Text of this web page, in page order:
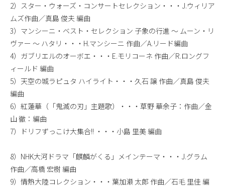
2）スター・ウォーズ・コンサートセレクション・・・J.ウィリア
ムズ作曲／真島 俊夫 編曲
3）マンシーニ・ベスト・セレクション 子象の行進 ～ ムーン・リ
ヴァー ～ ハタリ・・・H.マンシーニ 作曲／A.リード編曲
4）ガブリエルのオーボエ・・・E.モリコーネ 作曲／R.ロングフ
ィールド 編曲
5）天空の城ラピュタ ハイライト・・・久石 譲 作曲／真島 俊夫
編曲
6）紅蓮華（「鬼滅の刃」主題歌）・・・草野 華余子：作曲／金
山 徹：編曲
7）ドリフずっこけ大集合!! ・・・小島 里美 編曲
8）NHK大河ドラマ「麒麟がくる」メインテーマ・・・J.グラム
作曲／高橋 宏樹 編曲
9）情熱大陸コレクション・・・葉加瀬 太郎 作曲／石毛 里佳 編